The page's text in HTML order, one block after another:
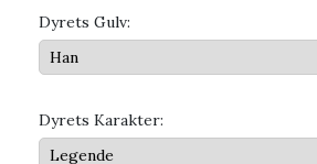
Dyrets Gulv:
Dyrets Karakter: